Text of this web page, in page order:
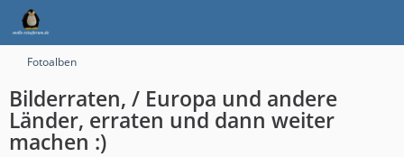
Fotoalben
Bilderraten, / Europa und andere
Länder, erraten und dann weiter
machen :)